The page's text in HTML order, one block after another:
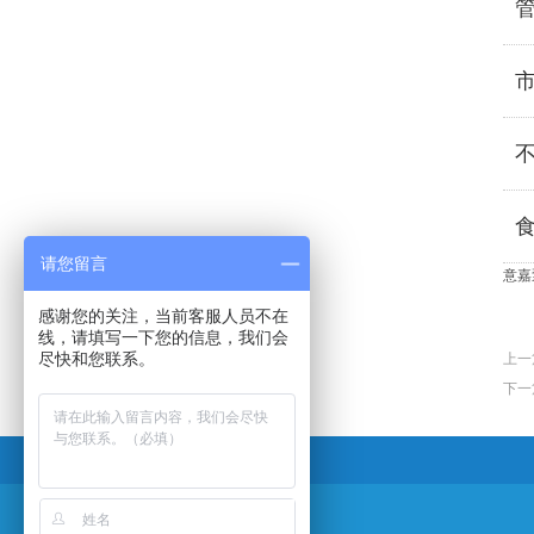
意
上
下
请您留言
感谢您的关注，当前客服人员不在
线，请填写一下您的信息，我们会
尽快和您联系。